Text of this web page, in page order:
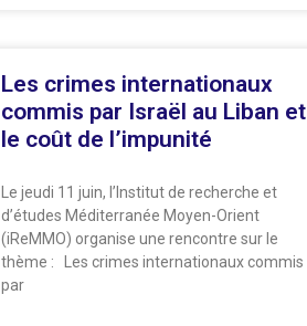
Les crimes internationaux
commis par Israël au Liban et
le coût de l’impunité
Le jeudi 11 juin, l’Institut de recherche et
d’études Méditerranée Moyen-Orient
(iReMMO) organise une rencontre sur le
thème : Les crimes internationaux commis
par